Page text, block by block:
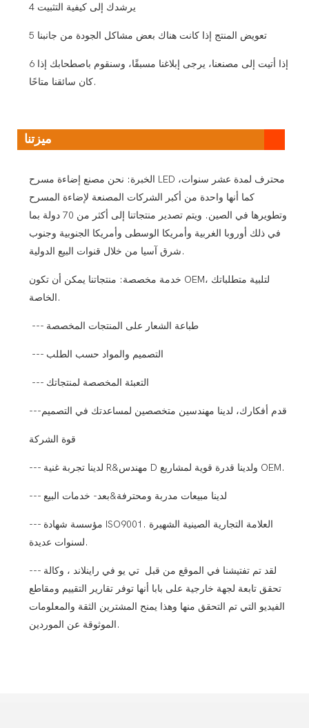
4 يرشدك إلى كيفية التثبيت
5 تعويض المنتج إذا كانت هناك بعض مشاكل الجودة من جانبنا
6 إذا أتيت إلى مصنعنا، يرجى إبلاغنا مسبقًا، وسنقوم باصطحابك إذا
كان سائقنا متاحًا.
ميزتنا
الخبرة: نحن مصنع إضاءة مسرح LED محترف لمدة عشر سنوات،
كما أنها واحدة من أكبر الشركات المصنعة لإضاءة المسرح
وتطويرها في الصين. ويتم تصدير منتجاتنا إلى أكثر من 70 دولة بما
في ذلك أوروبا الغربية وأمريكا الوسطى وأمريكا الجنوبية وجنوب
شرق آسيا من خلال قنوات البيع الدولية.
خدمة مخصصة: منتجاتنا يمكن أن تكون OEM، لتلبية متطلباتك
الخاصة.
--- طباعة الشعار على المنتجات المخصصة
--- التصميم والمواد حسب الطلب
--- التعبئة المخصصة لمنتجاتك
---قدم أفكارك، لدينا مهندسين متخصصين لمساعدتك في التصميم
قوة الشركة
--- لدينا تجربة غنية R&مهندس D ولدينا قدرة قوية لمشاريع OEM.
--- مؤسسة شهادة ISO9001. العلامة التجارية الصينية الشهيرة
لسنوات عديدة.
--- لقد تم تفتيشنا في الموقع من قبل تي يو في راينلاند ، وكالة
تحقق تابعة لجهة خارجية على بابا أنها توفر تقارير التقييم ومقاطع
الفيديو التي تم التحقق منها وهذا يمنح المشترين الثقة والمعلومات
الموثوقة عن الموردين.